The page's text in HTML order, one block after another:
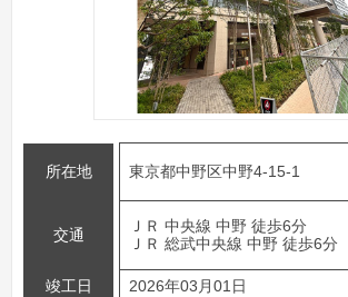
所在地 東京都中野区中野4-15-1
交通
ＪＲ 中央線 中野 徒歩6分
ＪＲ 総武中央線 中野 徒歩6分
竣工日 2026年03月01日